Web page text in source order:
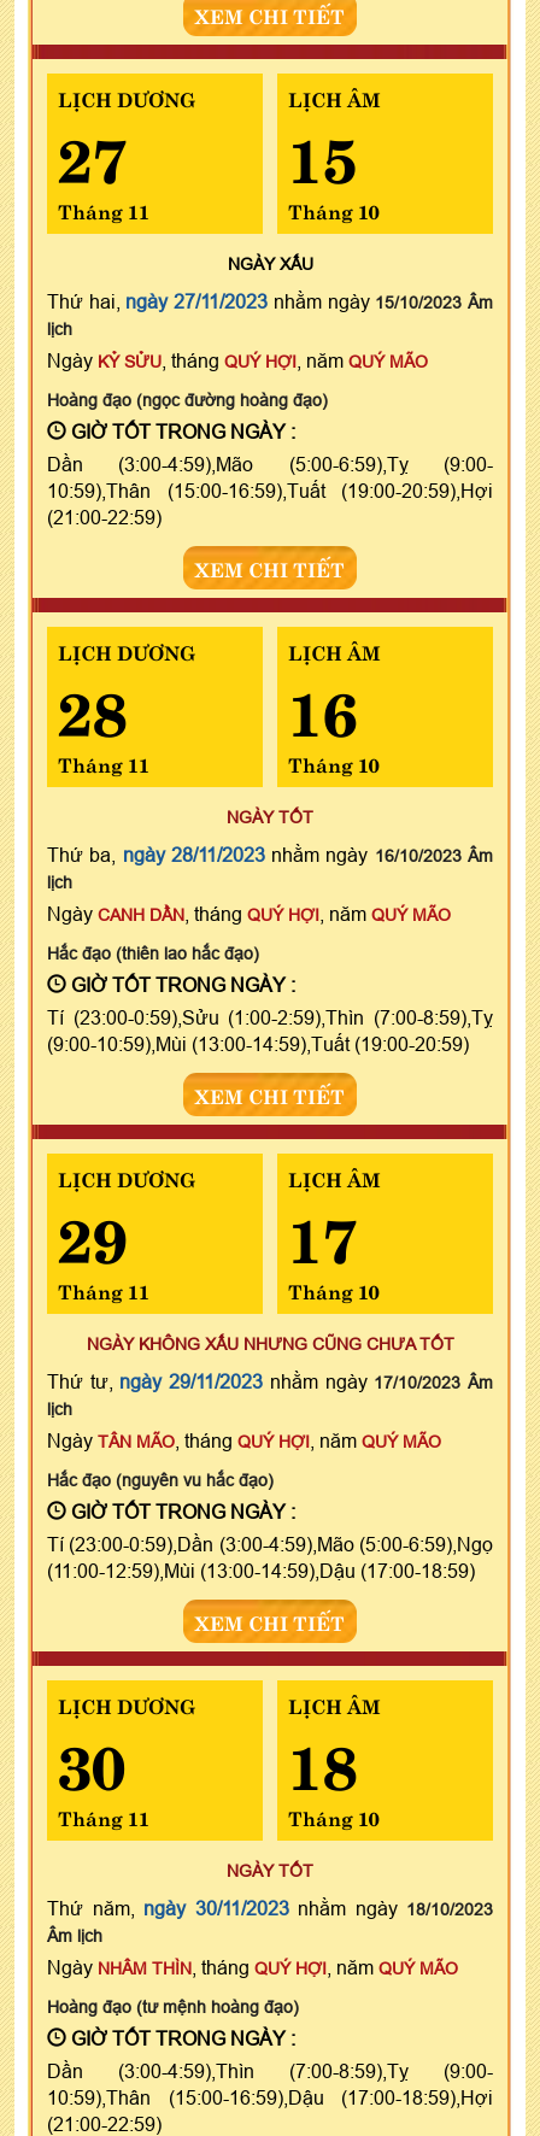
XEM CHI TIẾT
LỊCH DƯƠNG
27
Tháng 11
LỊCH ÂM
15
Tháng 10
NGÀYXẤU
Thứ hai, ngày 27/11/2023 nhằm ngày 15/10/2023 Âm
lịch
Ngày KỶ SỬU , tháng QUÝ HỢI , năm QUÝ MÃO
Hoàng đạo (ngọc đường hoàng đạo)
GIỜ TỐT TRONG NGÀY :
Dần (3:00-4:59),Mão (5:00-6:59),Tỵ (9:00-
10:59),Thân (15:00-16:59),Tuất (19:00-20:59),Hợi
(21:00-22:59)
XEM CHI TIẾT
LỊCH DƯƠNG
28
Tháng 11
LỊCH ÂM
16
Tháng 10
NGÀY TỐT
Thứ ba, ngày 28/11/2023nhằm ngày 16/10/2023 Âm
lịch
Ngày CANH DẦN , tháng QUÝ HỢI , năm QUÝ MÃO
Hắc đạo (thiên lao hắc đạo)
GIỜ TỐT TRONG NGÀY :
Tí (23:00-0:59),Sửu (1:00-2:59),Thìn (7:00-8:59),Tỵ
(9:00-10:59),Mùi (13:00-14:59),Tuất (19:00-20:59)
XEM CHI TIẾT
LỊCH DƯƠNG
29
Tháng 11
LỊCH ÂM
17
Tháng 10
NGÀY KHÔNG XẤU NHƯNG CŨNG CHƯA TỐT
Thứ tư, ngày 29/11/2023 nhằm ngày 17/10/2023 Âm
lịch
Ngày TÂN MÃO , tháng QUÝ HỢI , năm QUÝ MÃO
Hắc đạo (nguyên vu hắc đạo)
GIỜ TỐT TRONG NGÀY :
Tí (23:00-0:59),Dần (3:00-4:59),Mão (5:00-6:59),Ngọ
(11:00-12:59),Mùi (13:00-14:59),Dậu (17:00-18:59)
XEM CHI TIẾT
LỊCH DƯƠNG
30
Tháng 11
LỊCH ÂM
18
Tháng 10
NGÀY TỐT
Thứ năm, ngày 30/11/2023nhằm ngày 18/10/2023
Âm lịch
Ngày NHÂM THÌN , tháng QUÝ HỢI , năm QUÝ MÃO
Hoàng đạo (tư mệnh hoàng đạo)
GIỜ TỐT TRONG NGÀY :
Dần (3:00-4:59),Thìn (7:00-8:59),Tỵ (9:00-
10:59),Thân (15:00-16:59),Dậu (17:00-18:59),Hợi
(21:00-22:59)